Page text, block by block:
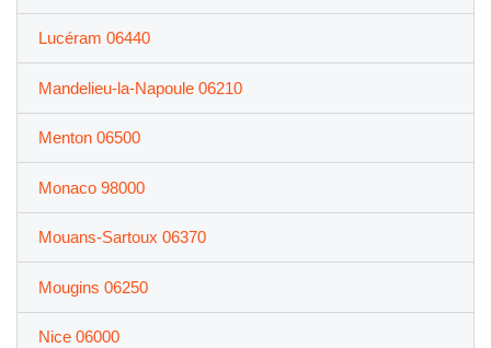
Lucéram 06440
Mandelieu-la-Napoule 06210
Menton 06500
Monaco 98000
Mouans-Sartoux 06370
Mougins 06250
Nice 06000